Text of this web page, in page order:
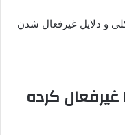
و دلایل غیرفعال شدن
غیرفعال کرده